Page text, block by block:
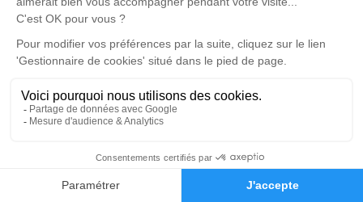
Faire-part Hommages
Un service de plantation d’arbre hommage est
disponible ici.
Je rends hommage
Cérémonie
Eglise Notre Dame de l'Assomption Place de
l'Eglise